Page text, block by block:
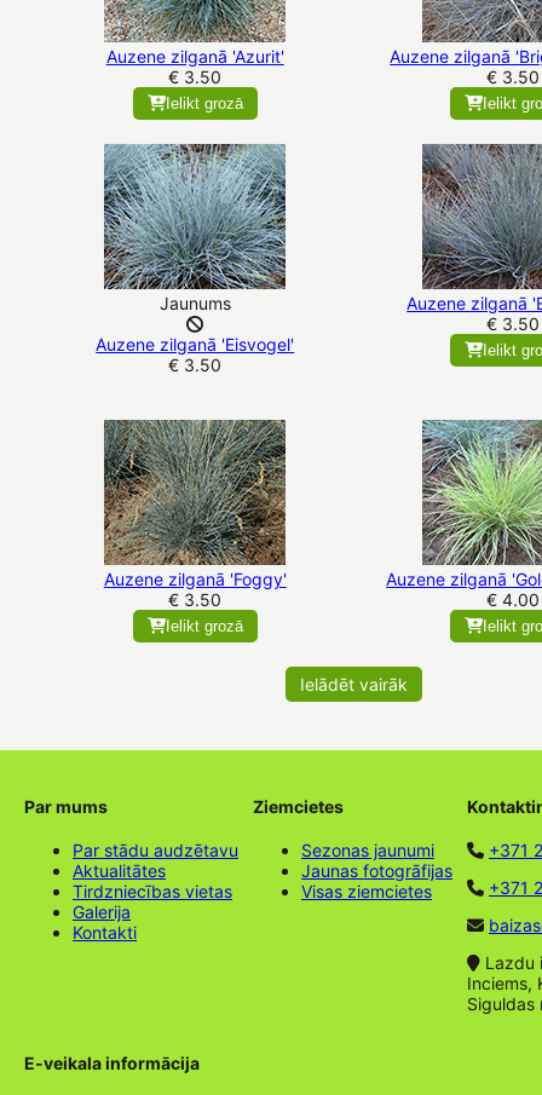
Auzene zilganā 'Azurit'
€ 3.50
Ielikt grozā
Auzene zilganā
€ 3.50
Ielikt
Jaunums
Auzene zilganā 'Eisvogel'
€ 3.50
Auzene zilganā
€ 3.50
Ielikt
Auzene zilganā 'Foggy'
€ 3.50
Ielikt grozā
Auzene zilganā
€ 4.00
Ielikt
Ielādēt vairāk
Par mums
Par stādu audzētavu
Aktualitātes
Tirdzniecības vietas
Galerija
Kontakti
Ziemcietes
Sezonas jaunumi
Jaunas fotogrāfijas
Visas ziemcietes
+371
+371
Lazdu
Inciems,
Siguldas
E-veikala informācija